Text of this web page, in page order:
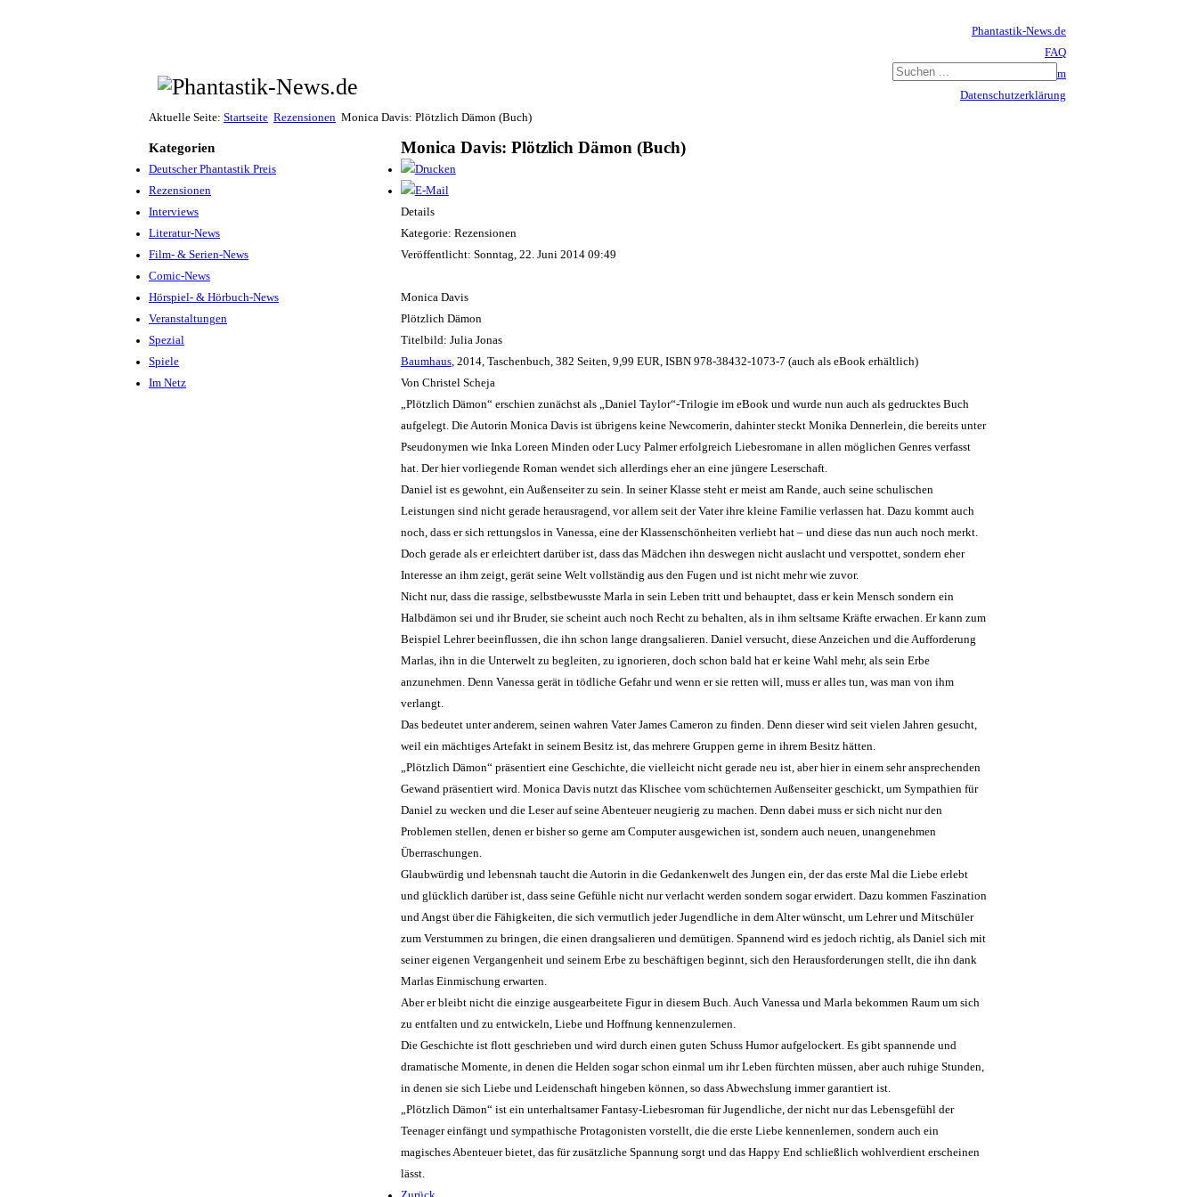
Phantastik-News.de
FAQ
Impressum
Datenschutzerklärung
Aktuelle Seite: Startseite Rezensionen Monica Davis: Plötzlich Dämon (Buch)
Kategorien
Deutscher Phantastik Preis
Rezensionen
Interviews
Literatur-News
Film- & Serien-News
Comic-News
Hörspiel- & Hörbuch-News
Veranstaltungen
Spezial
Spiele
Im Netz
Monica Davis: Plötzlich Dämon (Buch)
Details
Kategorie: Rezensionen
Veröffentlicht: Sonntag, 22. Juni 2014 09:49
Monica Davis
Plötzlich Dämon
Titelbild: Julia Jonas
Baumhaus, 2014, Taschenbuch, 382 Seiten, 9,99 EUR, ISBN 978-38432-1073-7 (auch als eBook erhältlich)
Von Christel Scheja
„Plötzlich Dämon“ erschien zunächst als „Daniel Taylor“-Trilogie im eBook und wurde nun auch als gedrucktes Buch
aufgelegt. Die Autorin Monica Davis ist übrigens keine Newcomerin, dahinter steckt Monika Dennerlein, die bereits unter
Pseudonymen wie Inka Loreen Minden oder Lucy Palmer erfolgreich Liebesromane in allen möglichen Genres verfasst
hat. Der hier vorliegende Roman wendet sich allerdings eher an eine jüngere Leserschaft.
Daniel ist es gewohnt, ein Außenseiter zu sein. In seiner Klasse steht er meist am Rande, auch seine schulischen
Leistungen sind nicht gerade herausragend, vor allem seit der Vater ihre kleine Familie verlassen hat. Dazu kommt auch
noch, dass er sich rettungslos in Vanessa, eine der Klassenschönheiten verliebt hat – und diese das nun auch noch merkt.
Doch gerade als er erleichtert darüber ist, dass das Mädchen ihn deswegen nicht auslacht und verspottet, sondern eher
Interesse an ihm zeigt, gerät seine Welt vollständig aus den Fugen und ist nicht mehr wie zuvor.
Nicht nur, dass die rassige, selbstbewusste Marla in sein Leben tritt und behauptet, dass er kein Mensch sondern ein
Halbdämon sei und ihr Bruder, sie scheint auch noch Recht zu behalten, als in ihm seltsame Kräfte erwachen. Er kann zum
Beispiel Lehrer beeinflussen, die ihn schon lange drangsalieren. Daniel versucht, diese Anzeichen und die Aufforderung
Marlas, ihn in die Unterwelt zu begleiten, zu ignorieren, doch schon bald hat er keine Wahl mehr, als sein Erbe
anzunehmen. Denn Vanessa gerät in tödliche Gefahr und wenn er sie retten will, muss er alles tun, was man von ihm
verlangt.
Das bedeutet unter anderem, seinen wahren Vater James Cameron zu finden. Denn dieser wird seit vielen Jahren gesucht,
weil ein mächtiges Artefakt in seinem Besitz ist, das mehrere Gruppen gerne in ihrem Besitz hätten.
„Plötzlich Dämon“ präsentiert eine Geschichte, die vielleicht nicht gerade neu ist, aber hier in einem sehr ansprechenden
Gewand präsentiert wird. Monica Davis nutzt das Klischee vom schüchternen Außenseiter geschickt, um Sympathien für
Daniel zu wecken und die Leser auf seine Abenteuer neugierig zu machen. Denn dabei muss er sich nicht nur den
Problemen stellen, denen er bisher so gerne am Computer ausgewichen ist, sondern auch neuen, unangenehmen
Überraschungen.
Glaubwürdig und lebensnah taucht die Autorin in die Gedankenwelt des Jungen ein, der das erste Mal die Liebe erlebt
und glücklich darüber ist, dass seine Gefühle nicht nur verlacht werden sondern sogar erwidert. Dazu kommen Faszination
und Angst über die Fähigkeiten, die sich vermutlich jeder Jugendliche in dem Alter wünscht, um Lehrer und Mitschüler
zum Verstummen zu bringen, die einen drangsalieren und demütigen. Spannend wird es jedoch richtig, als Daniel sich mit
seiner eigenen Vergangenheit und seinem Erbe zu beschäftigen beginnt, sich den Herausforderungen stellt, die ihn dank
Marlas Einmischung erwarten.
Aber er bleibt nicht die einzige ausgearbeitete Figur in diesem Buch. Auch Vanessa und Marla bekommen Raum um sich
zu entfalten und zu entwickeln, Liebe und Hoffnung kennenzulernen.
Die Geschichte ist flott geschrieben und wird durch einen guten Schuss Humor aufgelockert. Es gibt spannende und
dramatische Momente, in denen die Helden sogar schon einmal um ihr Leben fürchten müssen, aber auch ruhige Stunden,
in denen sie sich Liebe und Leidenschaft hingeben können, so dass Abwechslung immer garantiert ist.
„Plötzlich Dämon“ ist ein unterhaltsamer Fantasy-Liebesroman für Jugendliche, der nicht nur das Lebensgefühl der
Teenager einfängt und sympathische Protagonisten vorstellt, die die erste Liebe kennenlernen, sondern auch ein
magisches Abenteuer bietet, das für zusätzliche Spannung sorgt und das Happy End schließlich wohlverdient erscheinen
lässt.